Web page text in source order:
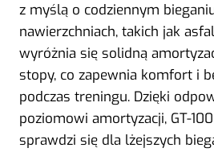
z myślą o codziennym
nawierzchniach, takich jak
wyróżnia się solidną
stopy, co zapewnia komfort i
podczas treningu. Dzięki
poziomowi amortyzacji, GT-
sprawdzi się dla lżejszych